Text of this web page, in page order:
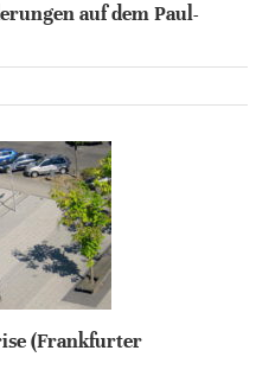
auf dem Paul-
(Frankfurter